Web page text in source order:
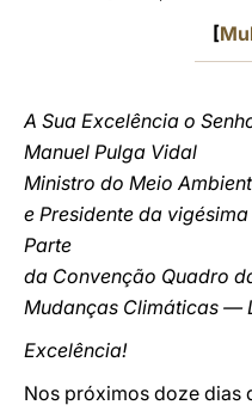
[
A Sua Excelência o
Manuel Pulga Vidal
Ministro do Meio
e Presidente da
Parte
da Convenção Quadro
Mudanças Climáticas —
Excelência!
Nos próximos doze dias